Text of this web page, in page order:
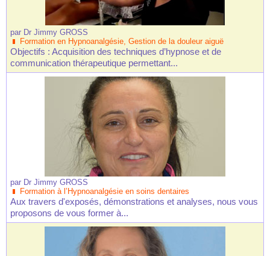
par Dr Jimmy GROSS
Formation en Hypnoanalgésie, Gestion de la douleur aiguë
Objectifs : Acquisition des techniques d’hypnose et de
communication thérapeutique permettant...
par Dr Jimmy GROSS
Formation à l’Hypnoanalgésie en soins dentaires
Aux travers d'exposés, démonstrations et analyses, nous vous
proposons de vous former à...